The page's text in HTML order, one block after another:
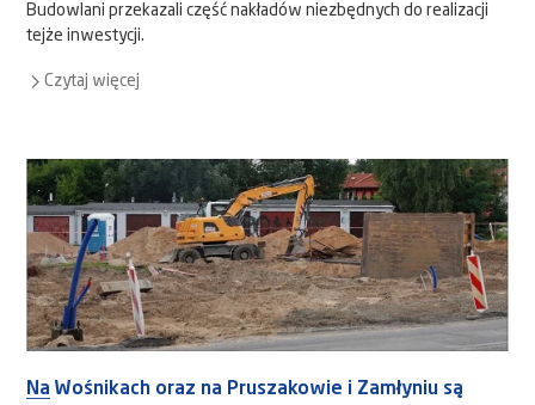
Budowlani przekazali część nakładów niezbędnych do realizacji
tejże inwestycji.
Czytaj więcej
Na Wośnikach oraz na Pruszakowie i Zamłyniu są